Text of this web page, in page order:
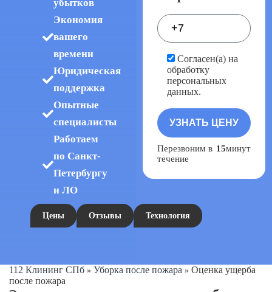
убытков
Экономия
вашего
времени
Юридическая
поддержка
Опытные
специалисты
Работаем
по Санкт-
Петербургу
и ЛО
Цены Отзывы Технология
Согласен(а) на
обработку
персональных
данных.
Перезвоним в
течение
15минут
112 Клининг СПб » Уборка после пожара » Оценка ущерба
после пожара